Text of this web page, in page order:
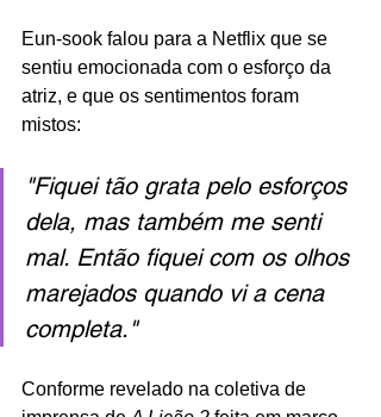
Eun-sook falou para a Netflix que se
sentiu emocionada com o esforço da
atriz, e que os sentimentos foram
mistos:
"Fiquei tão grata pelo esforços
dela, mas também me senti
mal. Então fiquei com os olhos
marejados quando vi a cena
completa."
Conforme revelado na coletiva de